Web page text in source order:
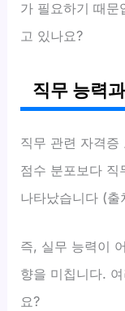
가 필요하기 때문
고 있나요?
직무 능력
직무 관련 자격증
점수 분포보다 직
나타났습니다 (
즉, 실무 능력이
향을 미칩니다.
요?